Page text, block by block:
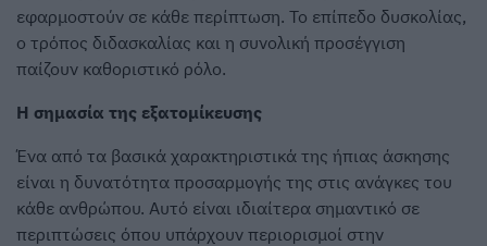
εφαρμοστούν σε κάθε περίπτωση. Το επίπεδο δυσκολίας,
ο τρόπος διδασκαλίας και η συνολική προσέγγιση
παίζουν καθοριστικό ρόλο.
Η σημασία της εξατομίκευσης
Ένα από τα βασικά χαρακτηριστικά της ήπιας άσκησης
είναι η δυνατότητα προσαρμογής της στις ανάγκες του
κάθε ανθρώπου. Αυτό είναι ιδιαίτερα σημαντικό σε
περιπτώσεις όπου υπάρχουν περιορισμοί στην